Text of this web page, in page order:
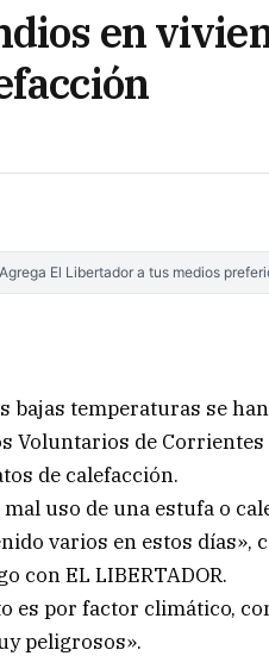
en
Agrega El Libertador a tus medios
bajas temperaturas se
Voluntarios de
de calefacción.
uso de una estufa o
varios en estos días»,
con EL LIBERTADOR.
es por factor climático,
peligrosos».